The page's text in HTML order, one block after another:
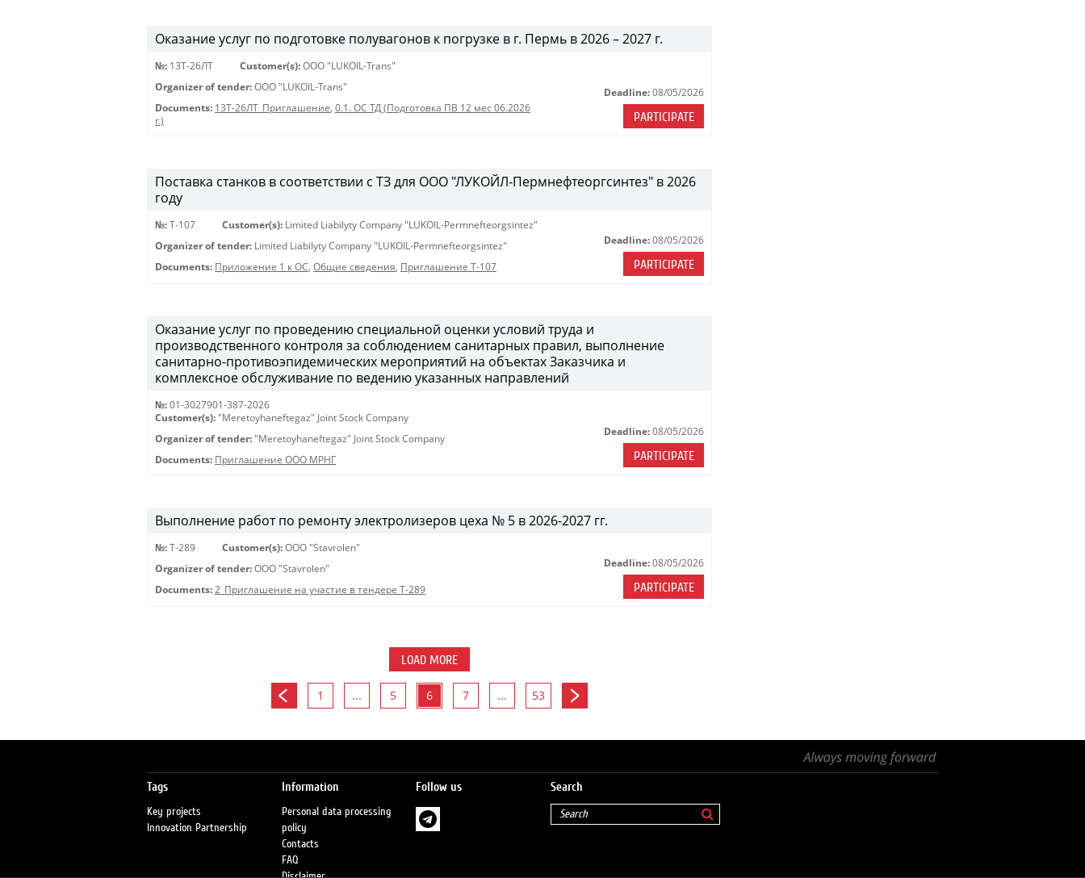
Оказание услуг по подготовке полувагонов к погрузке в г. Пермь в 2026 – 2027 г.
№: 13Т-26ЛТ Customer(s): OOO "LUKOIL-Trans"
Organizer of tender: OOO "LUKOIL-Trans"
Documents: 13Т-26ЛТ_Приглашение, 0.1. ОС ТД (Подготовка ПВ 12 мес 06.2026
г.)
Deadline: 08/05/2026
PARTICIPATE
Поставка станков в соответствии с ТЗ для ООО "ЛУКОЙЛ-Пермнефтеоргсинтез" в 2026
году
№: Т-107 Customer(s): Limited Liabilyty Company "LUKOIL-Permnefteorgsintez"
Organizer of tender: Limited Liabilyty Company "LUKOIL-Permnefteorgsintez"
Documents: Приложение 1 к ОС, Общие сведения, Приглашение Т-107
Deadline: 08/05/2026
PARTICIPATE
Оказание услуг по проведению специальной оценки условий труда и
производственного контроля за соблюдением санитарных правил, выполнение
санитарно-противоэпидемических мероприятий на объектах Заказчика и
комплексное обслуживание по ведению указанных направлений
№: 01-3027901-387-2026
Customer(s): "Meretoyhaneftegaz" Joint Stock Company
Organizer of tender: "Meretoyhaneftegaz" Joint Stock Company
Documents: Приглашение ООО МРНГ
Deadline: 08/05/2026
PARTICIPATE
Выполнение работ по ремонту электролизеров цеха № 5 в 2026-2027 гг.
№: Т-289 Customer(s): OOO "Stavrolen"
Organizer of tender: OOO "Stavrolen"
Documents: 2_Приглашение на участие в тендере Т-289
Deadline: 08/05/2026
PARTICIPATE
LOAD MORE
1 ... 5 6 7 ... 53
Tags
Key projects
Innovation Partnership
Information
Personal data processing
policy
Contacts
FAQ
Follow us Search